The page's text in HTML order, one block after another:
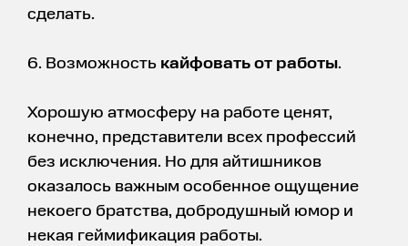
сделать.
6. Возможность кайфовать от работы.
Хорошую атмосферу на работе ценят,
конечно, представители всех профессий
без исключения. Но для айтишников
оказалось важным особенное ощущение
некоего братства, добродушный юмор и
некая геймификация работы.